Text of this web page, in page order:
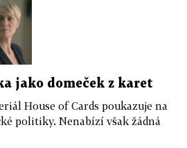
jako domeček z karet
House of Cards poukazuje na
politiky. Nenabízí však žádná